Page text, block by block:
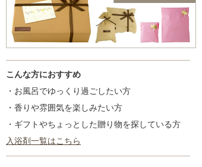
こんな方におすすめ
・お風呂でゆっくり過ごしたい方
・香りや雰囲気を楽しみたい方
・ギフトやちょっとした贈り物を探している方
入浴剤一覧はこちら